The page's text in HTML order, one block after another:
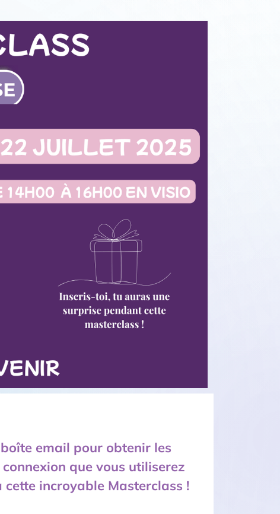
email pour obtenir les
que vous utiliserez
incroyable Masterclass !